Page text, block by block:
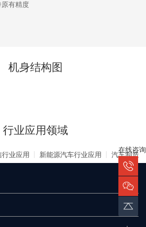
有精度
机身结构图
行业应用领域
行业应用 新能源汽车行业应用 汽车制造
在线咨询